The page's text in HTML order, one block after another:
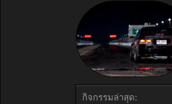
กิจกรรมล่าสุด: